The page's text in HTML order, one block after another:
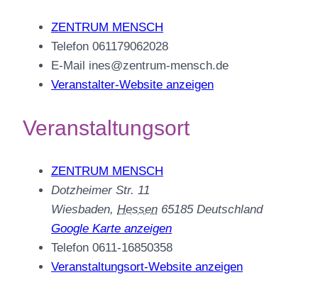
ZENTRUM MENSCH
Telefon 061179062028
E-Mail ines@zentrum-mensch.de
Veranstalter-Website anzeigen
Veranstaltungsort
ZENTRUM MENSCH
Dotzheimer Str. 11
Wiesbaden, Hessen 65185 Deutschland
Google Karte anzeigen
Telefon 0611-16850358
Veranstaltungsort-Website anzeigen